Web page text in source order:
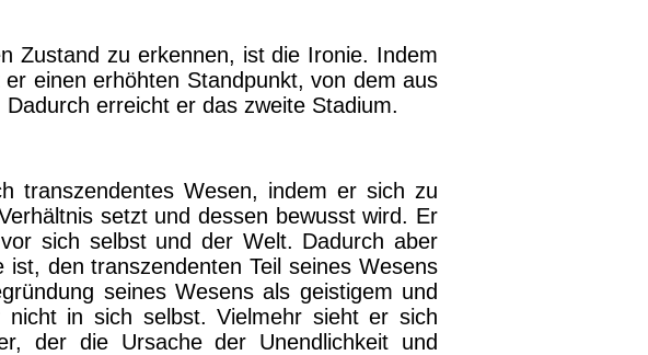
Zustand zu erkennen, ist die Ironie. Indem
einen erhöhten Standpunkt, von dem aus
erreicht er das zweite Stadium.
transzendentes Wesen, indem er sich zu
setzt und dessen bewusst wird. Er
sich selbst und der Welt. Dadurch aber
den transzendenten Teil seines Wesens
seines Wesens als geistigem und
in sich selbst. Vielmehr sieht er sich
der die Ursache der Unendlichkeit und